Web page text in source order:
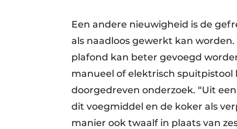
Een andere nieuwigheid is de
als naadloos gewerkt kan
plafond kan beter gevoegd
manueel of elektrisch
doorgedreven onderzoek. “Uit
dit voegmiddel en de koker als
manier ook twaalf in plaats van